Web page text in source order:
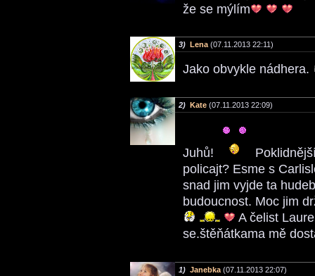
že se mýlím
3) Lena (07.11.2013 22:11)
Jako obvykle nádhera.
2) Kate (07.11.2013 22:09)
Juhů!
policajt? Esme s
snad jim vyjde ta
budoucnost. Moc jim
A čelist
se.štěňátkama mě
1) Janebka (07.11.2013 22:07)